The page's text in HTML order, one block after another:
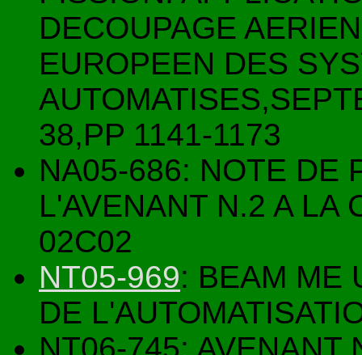
DECOUPAGE
EUROPEEN DES
38,PP 1141-1173
NA05-686: NOTE DE
L'AVENANT N.2 A LA
02C02
NT05-969: BEAM ME
DE
NT06-745: AVENANT